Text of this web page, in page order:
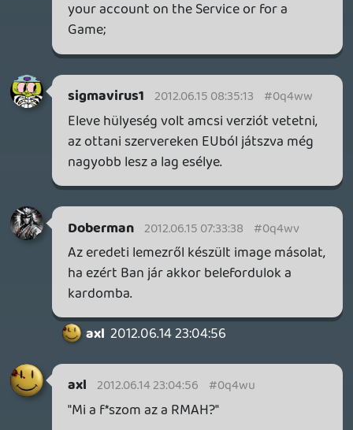
jelentkezel be a profiloddal, első
alkalommal a rendszer kérni fog egy
egyszer használatos kódot, amit az e-mail
címedre küldenek ki és bármikor
az élő hitelesítéseket.
Doberman 2012.06.13 20:28:37
Nem hiszem, hogy ilyesmit mérlegelnek.
Ha lopás gyanú van, akkor azonnal kell
mindent.
Doberman 2012.06.13 20:06:53
Doberman 2012.06.13 20:28:37
Mivel ilyen megoldásokra van lehetőség,
révén az account az internet
elérhetőséghez van kötve, és ha teszem
rég kivontak a forgalomból) netezek
elvileg még mindig szabályos vagyok. Kicsi